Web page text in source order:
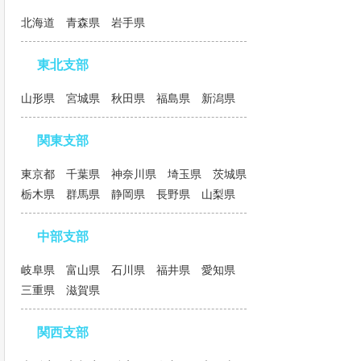
北海道 青森県 岩手県
東北支部
山形県 宮城県 秋田県 福島県 新潟県
関東支部
東京都 千葉県 神奈川県 埼玉県 茨城県
栃木県 群馬県 静岡県 長野県 山梨県
中部支部
岐阜県 富山県 石川県 福井県 愛知県
三重県 滋賀県
関西支部